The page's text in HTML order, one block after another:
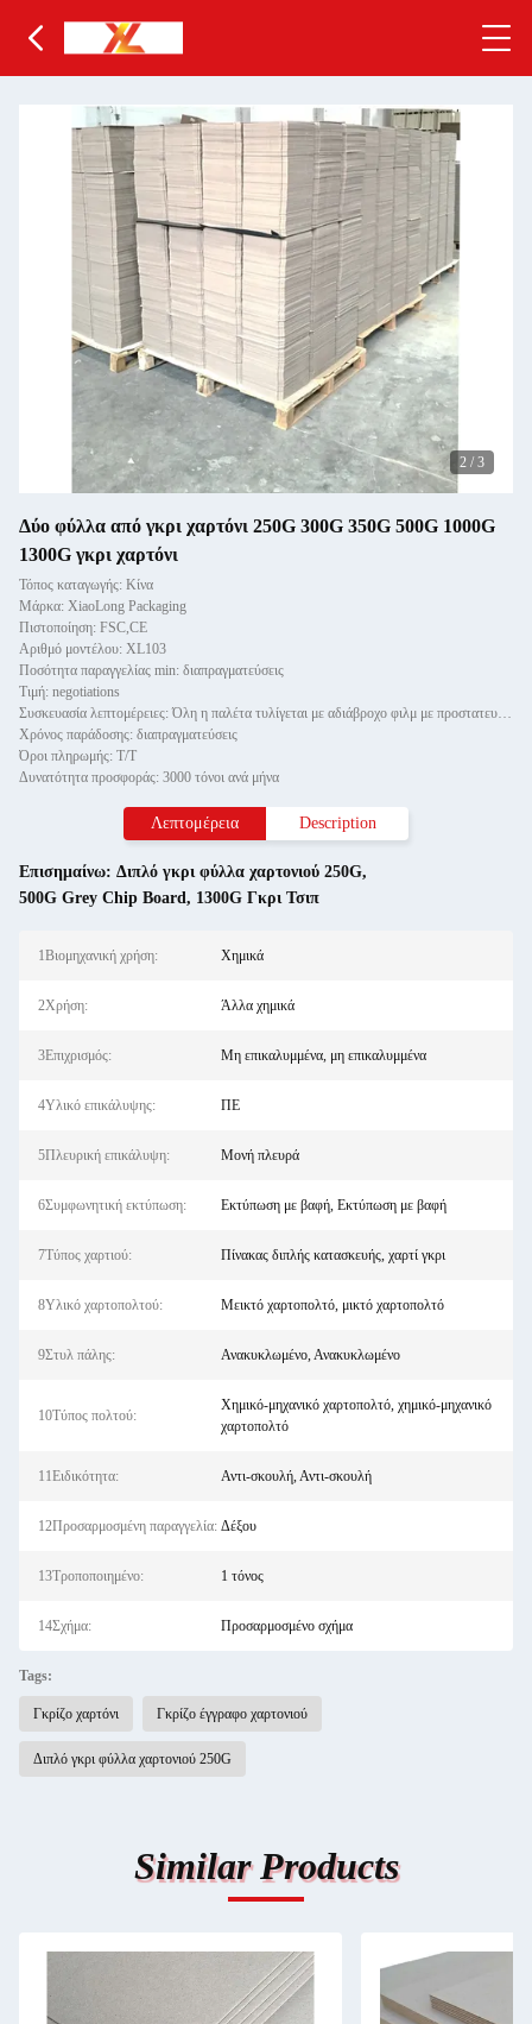
2 / 3
Δύο φύλλα από γκρι χαρτόνι 250G 300G 350G 500G 1000G
1300G γκρι χαρτόνι
Τόπος καταγωγής: Κίνα
Μάρκα: XiaoLong Packaging
Πιστοποίηση: FSC,CE
Αριθμό μοντέλου: XL103
Ποσότητα παραγγελίας min: διαπραγματεύσεις
Τιμή: negotiations
Συσκευασία λεπτομέρειες: Όλη η παλέτα τυλίγεται με αδιάβροχο φιλμ με προστατευτικό χαρτί και στερεώνεται με δύο τεμαχίδια καλ
Χρόνος παράδοσης: διαπραγματεύσεις
Όροι πληρωμής: Τ/Τ
Δυνατότητα προσφοράς: 3000 τόνοι ανά μήνα
Λεπτομέρεια Description
Επισημαίνω: Διπλό γκρι φύλλα χαρτονιού 250G,
500G Grey Chip Board, 1300G Γκρι Τσιπ
1Βιομηχανική χρήση: Χημικά
2Χρήση: Άλλα χημικά
3Επιχρισμός: Μη επικαλυμμένα, μη επικαλυμμένα
4Υλικό επικάλυψης: ΠΕ
5Πλευρική επικάλυψη: Μονή πλευρά
6Συμφωνητική εκτύπωση: Εκτύπωση με βαφή, Εκτύπωση με βαφή
7Τύπος χαρτιού: Πίνακας διπλής κατασκευής, χαρτί γκρι
8Υλικό χαρτοπολτού: Μεικτό χαρτοπολτό, μικτό χαρτοπολτό
9Στυλ πάλης: Ανακυκλωμένο, Ανακυκλωμένο
10Τύπος πολτού:
Χημικό-μηχανικό χαρτοπολτό, χημικό-μηχανικό
χαρτοπολτό
11Ειδικότητα: Αντι-σκουλή, Αντι-σκουλή
12Προσαρμοσμένη παραγγελία: Δέξου
13Τροποποιημένο: 1 τόνος
14Σχήμα: Προσαρμοσμένο σχήμα
Tags:
Γκρίζο χαρτόνι Γκρίζο έγγραφο χαρτονιού
Διπλό γκρι φύλλα χαρτονιού 250G
Similar Products